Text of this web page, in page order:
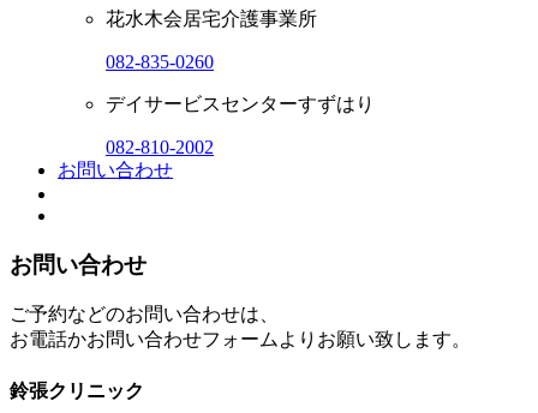
花水木会居宅介護事業所
082-835-0260
デイサービスセンターすずはり
082-810-2002
お問い合わせ
お問い合わせ
ご予約などのお問い合わせは、
お電話かお問い合わせフォームよりお願い致します。
鈴張クリニック